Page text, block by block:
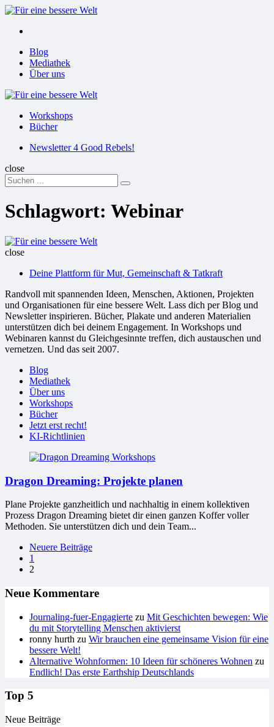
Menu
Menu
Blog
Mediathek
Über uns
Für
Workshops
Bücher
SuchenNewsletter 4 Good Rebels!
close
Search
for:
Suchen
Schlagwort: Webinar
Für
Welt
close
Deine Plattform für Mut, Gemeinschaft & Tatkraft
Randvoll mit spannenden Ideen, Menschen, Aktionen, Projekten
und Organisationen für eine bessere Welt. Lass dich per Blog und
Newsletter inspirieren. Bücher, Plakate und anderen Materialien
unterstützen dich bei deinem Engagement. In Workshops und
Webinaren kannst du Gleichgesinnte treffen, dich austauschen und
vernetzen. Und das seit 2007.
Blog
Mediathek
Über uns
Workshops
Bücher
Jetzt erst recht!
KI-Richtlinien
Dragon Dreaming: Projekte planen
Plane Projekte ganzheitlich und nachhaltig in einem kollektiven
Prozess Dragon Dreaming bietet dir einen ganzen Koffer voller
Methoden. Sie unterstützen dich und dein Team...
Seitennummerierung
der
Neuere Beiträge
1
2
Neue Kommentare
Journaling-fuer-Engagierte zu Mit Geschichten bewegen: Wie
du mit Storytelling Menschen aktivierst
ronny hurth zu Wir brauchen eine gemeinsame Vision für eine
bessere Welt!
Alternative Wohnformen: 10 Ideen für schöneres Wohnen zu
Endlich! Das erste Earthship Deutschlands
Top 5
Neue Beiträge